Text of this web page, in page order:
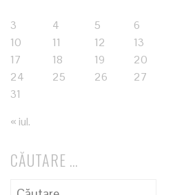
3
4 5 6
10
11 12 13
17
18 19 20
24
25 26 27
31
« iul.
CĂUTARE …
Caută